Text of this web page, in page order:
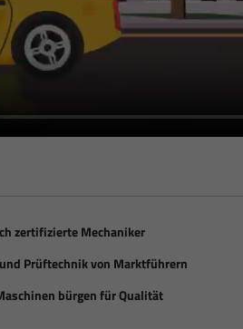
zertifizierte Mechaniker
Prüftechnik von Marktführern
bürgen für Qualität